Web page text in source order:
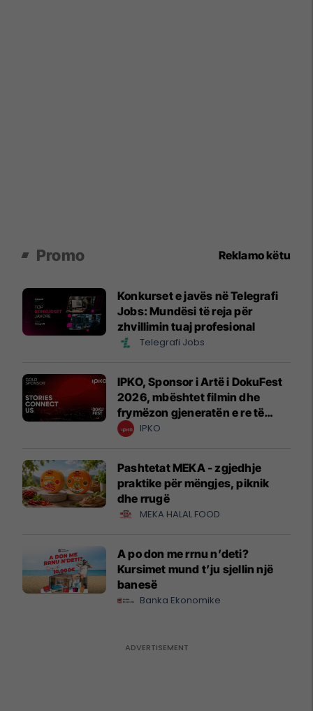
Promo Reklamo këtu
Konkurset e javës në Telegrafi
Jobs: Mundësi të reja për
zhvillimin tuaj profesional
Telegrafi Jobs
IPKO, Sponsor i Artë i DokuFest
2026, mbështet filmin dhe
frymëzon gjeneratën e re të
krijuesve
IPKO
Pashtetat MEKA - zgjedhje
praktike për mëngjes, piknik
dhe rrugë
MEKA HALAL FOOD
A po don me rrnu n’deti?
Kursimet mund t’ju sjellin një
banesë
Banka Ekonomike